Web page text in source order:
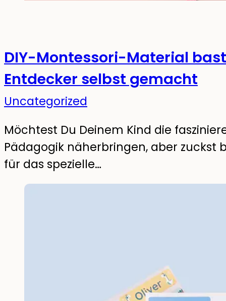
DIY-Montessori-Material
Entdecker selbst gemacht
Uncategorized
Möchtest Du Deinem Kind die
Pädagogik näherbringen, aber zuckst
für das spezielle…